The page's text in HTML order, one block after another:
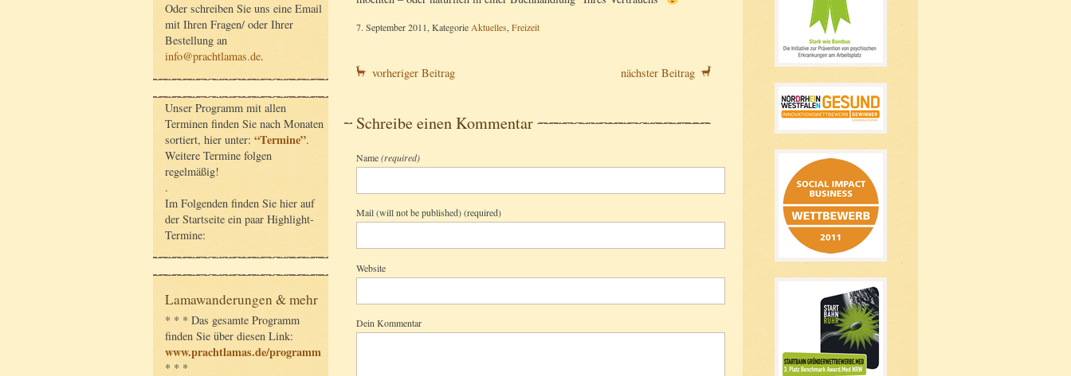
Oder schreiben Sie uns eine Email
mit Ihren Fragen/ oder Ihrer
Bestellung an
info@prachtlamas.de.
Unser Programm mit allen
Terminen finden Sie nach Monaten
sortiert, hier unter: “Termine”.
Weitere Termine folgen
regelmäßig!
.
Im Folgenden finden Sie hier auf
der Startseite ein paar Highlight-
Termine:
Lamawanderungen & mehr
* * * Das gesamte Programm
finden Sie über diesen Link:
www.prachtlamas.de/programm
* * *
7. September 2011, Kategorie Aktuelles Freizeit
vorheriger Beitrag nächster Beitrag
Schreibe einen Kommentar
Name(required)
Mail (will not be published) (required)
Website
Dein Kommentar